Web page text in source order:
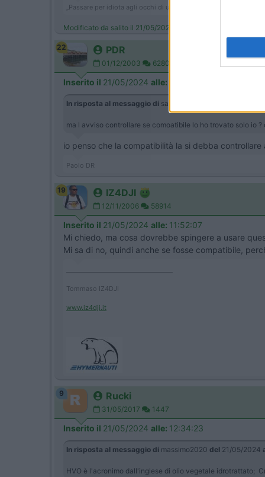
„Passare per idiota agli occhi di un imbecille è voluttà da
Modificato da salito il 21/05/2024 alle 11:13:45
22 PDR
01/12/2003 6280
Inserito il 21/05/2024 alle:
In risposta al messaggio di salito
ma l avviso controllare se comoatibile lo ho trovato solo io
io penso che la compatibilità la si debba
Paolo DR
19 IZ4DJI
12/11/2006 58914
Inserito il 21/05/2024 alle: 11:52:07
Mi chiedo, ma cosa dovrebbe spingere a usare
Mi sa di no, quindi anche se fosse compatibile,
Tommaso IZ4DJI
www.iz4dji.it
9 Rucki
31/05/2017 1447
Inserito il 21/05/2024 alle: 12:34:23
In risposta al messaggio di massimo2020 del 21/05/2024
HVO è l'acronimo dall'inglese di olio vegetale idrotrattato;